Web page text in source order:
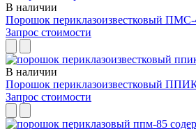
В наличии
Порошок периклазоизвестковый ПМС-
Запрос стоимости
В наличии
Порошок периклазоизвестковый
Запрос стоимости